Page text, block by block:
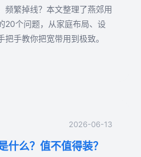
频繁掉线？本文整理了燕郊用
20个问题，从家庭布局、设
手教你把宽带用到极致。
2026-06-13
什么？值不值得装？